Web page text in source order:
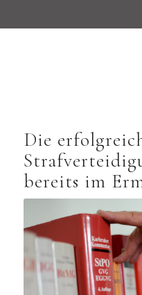
Die
bereits im